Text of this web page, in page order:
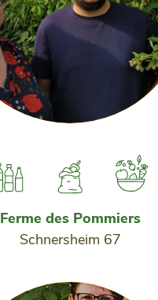
Ferme des Pommiers
Schnersheim 67